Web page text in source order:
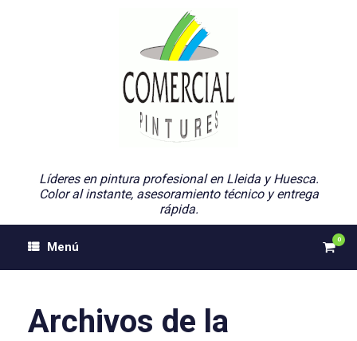
Líderes en pintura profesional en Lleida y Huesca.
Color al instante, asesoramiento técnico y entrega
rápida.
Menú
Ver
0
Archivos de la